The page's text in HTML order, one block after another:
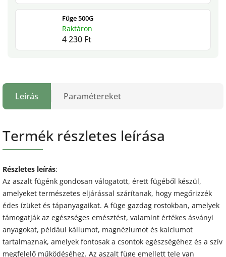
Füge 500G
Raktáron
4 230 Ft
Leírás Paramétereket
Termék részletes leírása
Részletes leírás:
Az aszalt fügénk gondosan válogatott, érett fügéből készül,
amelyeket természetes eljárással szárítanak, hogy megőrizzék
édes ízüket és tápanyagaikat. A füge gazdag rostokban, amelyek
támogatják az egészséges emésztést, valamint értékes ásványi
anyagokat, például káliumot, magnéziumot és kalciumot
tartalmaznak, amelyek fontosak a csontok egészségéhez és a szív
megfelelő működéséhez. Az aszalt füge emellett tele van